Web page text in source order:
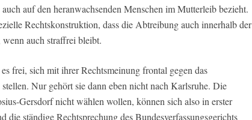
auf den heranwachsenden Menschen im Mutterleib bezieht.
Rechtskonstruktion, dass die Abtreibung auch innerhalb der
auch straffrei bleibt.
frei, sich mit ihrer Rechtsmeinung frontal gegen das
Nur gehört sie dann eben nicht nach Karlsruhe. Die
Gersdorf nicht wählen wollen, können sich also in erster
die ständige Rechtsprechung des Bundesverfassungsgerichts